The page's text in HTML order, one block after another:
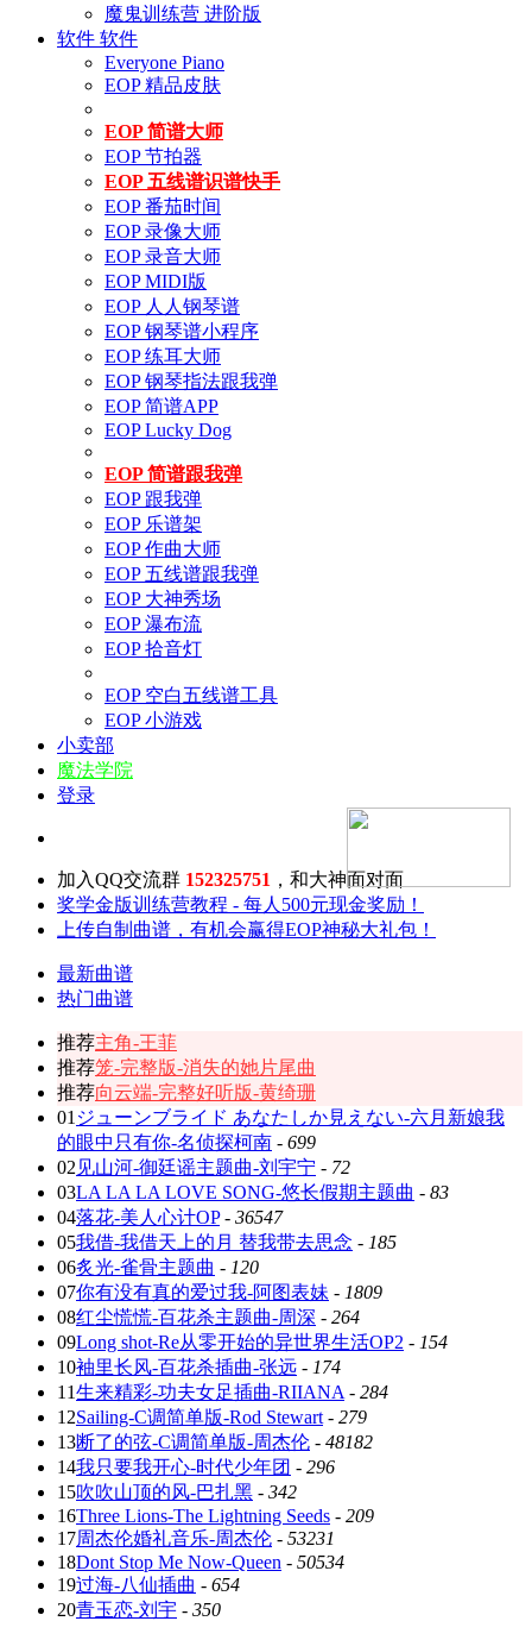
魔鬼训练营 进阶版
软件 软件
Everyone Piano
EOP 精品皮肤
EOP 简谱大师
EOP 节拍器
EOP 五线谱识谱快手
EOP 番茄时间
EOP 录像大师
EOP 录音大师
EOP MIDI版
EOP 人人钢琴谱
EOP 钢琴谱小程序
EOP 练耳大师
EOP 钢琴指法跟我弹
EOP 简谱APP
EOP Lucky Dog
EOP 简谱跟我弹
EOP 跟我弹
EOP 乐谱架
EOP 作曲大师
EOP 五线谱跟我弹
EOP 大神秀场
EOP 瀑布流
EOP 拾音灯
EOP 空白五线谱工具
EOP 小游戏
小卖部
魔法学院
登录
加入QQ交流群 152325751 ，和大神面对面
奖学金版训练营教程 - 每人500元现金奖励！
上传自制曲谱，有机会赢得EOP神秘大礼包！
最新曲谱
热门曲谱
推荐主角-王菲
推荐笼-完整版-消失的她片尾曲
推荐向云端-完整好听版-黄绮珊
01 ジューンブライド あなたしか見えない-六月新娘我
的眼中只有你-名侦探柯南 - 699
02 见山河-御廷谣主题曲-刘宇宁 - 72
03LA LA LA LOVE SONG-悠长假期主题曲 - 83
04落花-美人心计OP- 36547
05我借-我借天上的月 替我带去思念 - 185
06炙光-雀骨主题曲 - 120
07你有没有真的爱过我-阿图表妹 - 1809
08红尘慌慌-百花杀主题曲-周深 - 264
09Long shot-Re从零开始的异世界生活OP2 - 154
10袖里长风-百花杀插曲-张远 - 174
11生来精彩-功夫女足插曲-RIIANA - 284
12Sailing-C调简单版-Rod Stewart - 279
13断了的弦-C调简单版-周杰伦 - 48182
14我只要我开心-时代少年团 - 296
15吹吹山顶的风-巴扎黑 - 342
16Three Lions-The Lightning Seeds - 209
17周杰伦婚礼音乐-周杰伦 - 53231
18Dont Stop Me Now-Queen - 50534
19过海-八仙插曲 - 654
20青玉恋-刘宇 - 350